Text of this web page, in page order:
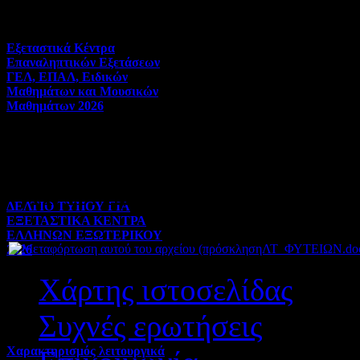
Εξεταστικά Κέντρα
Επαναληπτικών Εξετάσεων
ΓΕΛ, ΕΠΑΛ, Ειδικών
Μαθημάτων και Μουσικών
Μαθημάτων 2026
ΔΕΛΤΙΟ ΤΥΠΟΥ ΓΙΑ
ΕΞΕΤΑΣΤΙΚΑ ΚΕΝΤΡΑ
ΕΛΛΗΝΩΝ ΕΞΩΤΕΡΙΚΟΥ
2026
Πανελλήνιες | 31-07-2026 |
Hits:41
Χαρακτηρισμός λειτουργικά
ΠΑΡΑΣΚΕΥΗ 1
Χάρτης ιστοσελίδας
Συχνές ερωτήσεις